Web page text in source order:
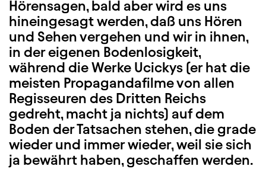
Hörensagen, bald aber wird es uns
hineingesagt werden, daß uns Hören
und Sehen vergehen und wir in ihnen,
in der eigenen Bodenlosigkeit,
während die Werke Ucickys (er hat die
meisten Propagandafilme von allen
Regisseuren des Dritten Reichs
gedreht, macht ja nichts) auf dem
Boden der Tatsachen stehen, die grade
wieder und immer wieder, weil sie sich
ja bewährt haben, geschaffen werden.